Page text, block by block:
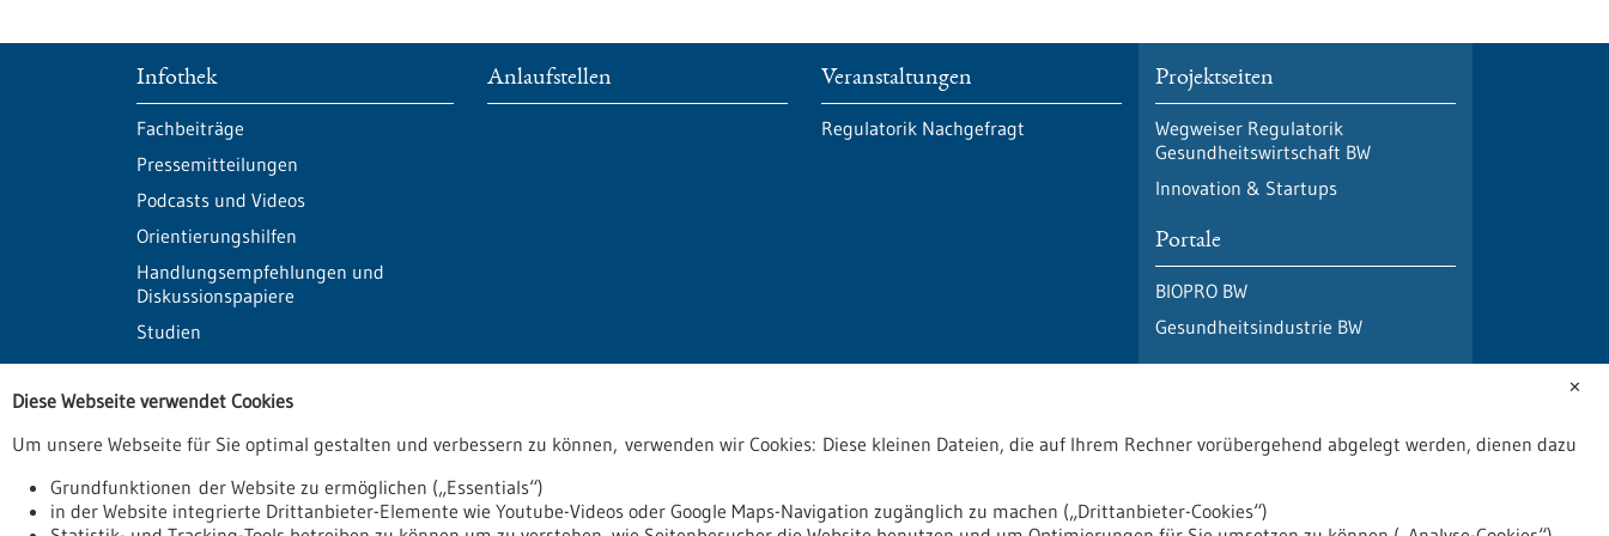
Infothek
Fachbeiträge
Pressemitteilungen
Podcasts und Videos
Orientierungshilfen
Handlungsempfehlungen und
Diskussionspapiere
Studien
Anlaufstellen Veranstaltungen
Regulatorik Nachgefragt
Projektseiten
Wegweiser Regulatorik
Gesundheitswirtschaft BW
Innovation & Startups
Portale
BIOPRO BW
Gesundheitsindustrie BW
✕
Diese Webseite verwendet Cookies
Um unsere Webseite für Sie optimal gestalten und verbessern zu können, verwenden wir Cookies: Diese kleinen Dateien, die auf Ihrem Rechner vorübergehend abgelegt werden, dienen dazu
Grundfunktionen der Website zu ermöglichen („Essentials“)
in der Website integrierte Drittanbieter-Elemente wie Youtube-Videos oder Google Maps-Navigation zugänglich zu machen („Drittanbieter-Cookies“)